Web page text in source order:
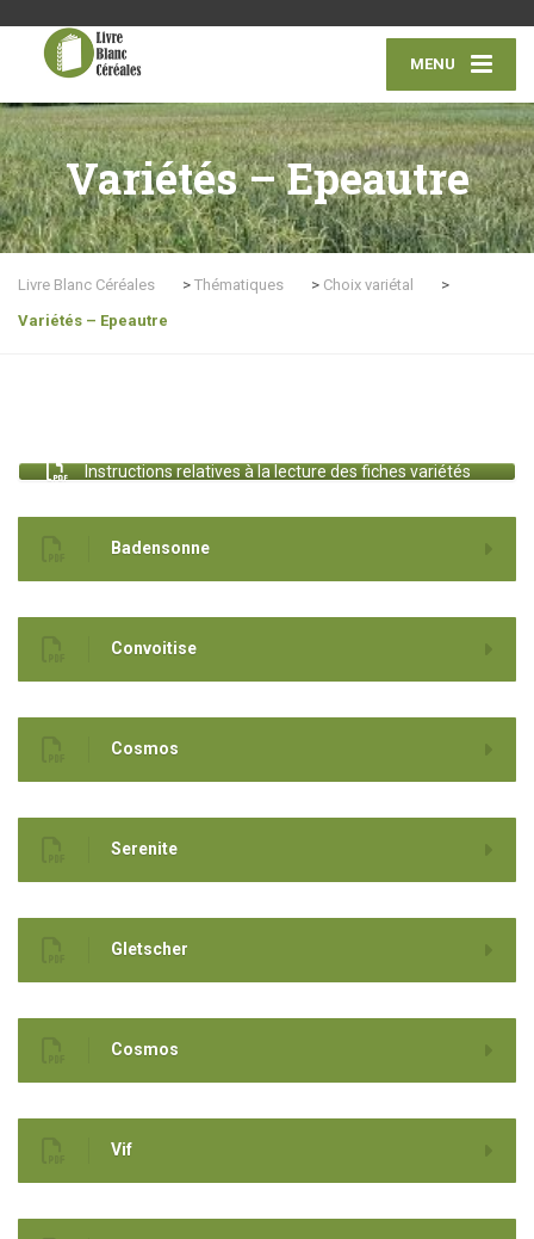
MENU
Variétés – Epeautre
Livre Blanc Céréales > Thématiques > Choix variétal
>
Variétés – Epeautre
Instructions relatives à la lecture des fiches variétés
Badensonne
Convoitise
Cosmos
Serenite
Gletscher
Cosmos
Vif